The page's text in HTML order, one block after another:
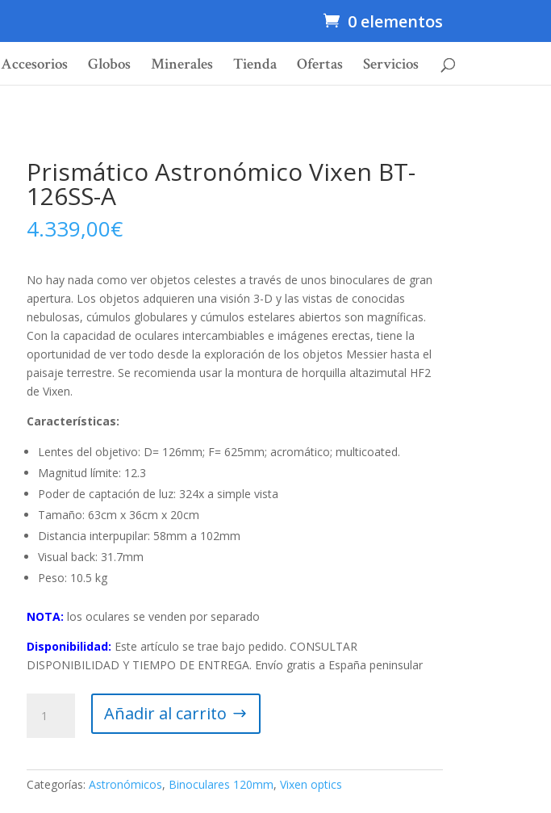
0 elementos
Accesorios Globos Minerales Tienda Ofertas Servicios
Prismático Astronómico Vixen BT-
126SS-A
4.339,00€
No hay nada como ver objetos celestes a través de unos binoculares de gran
apertura. Los objetos adquieren una visión 3-D y las vistas de conocidas
nebulosas, cúmulos globulares y cúmulos estelares abiertos son magníficas.
Con la capacidad de oculares intercambiables e imágenes erectas, tiene la
oportunidad de ver todo desde la exploración de los objetos Messier hasta el
paisaje terrestre. Se recomienda usar la montura de horquilla altazimutal HF2
de Vixen.
Características:
Lentes del objetivo: D= 126mm; F= 625mm; acromático; multicoated.
Magnitud límite: 12.3
Poder de captación de luz: 324x a simple vista
Tamaño: 63cm x 36cm x 20cm
Distancia interpupilar: 58mm a 102mm
Visual back: 31.7mm
Peso: 10.5 kg
NOTA: los oculares se venden por separado
Disponibilidad: Este artículo se trae bajo pedido. CONSULTAR
DISPONIBILIDAD Y TIEMPO DE ENTREGA. Envío gratis a España peninsular
Astronómico
Añadir al carrito
Categorías: Astronómicos, Binoculares 120mm, Vixen optics